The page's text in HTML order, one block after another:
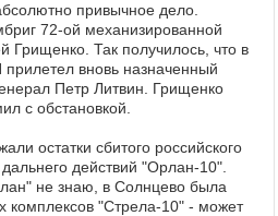
привычное дело.
72-ой механизированной
Грищенко. Так получилось, что в
вновь назначенный
Петр Литвин. Грищенко
с обстановкой.
остатки сбитого российского
действий "Орлан-10".
не знаю, в Солнцево была
комплексов "Стрела-10" - может